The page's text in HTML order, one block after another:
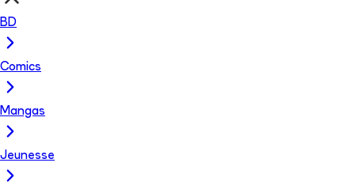
BD
Comics
Mangas
Jeunesse